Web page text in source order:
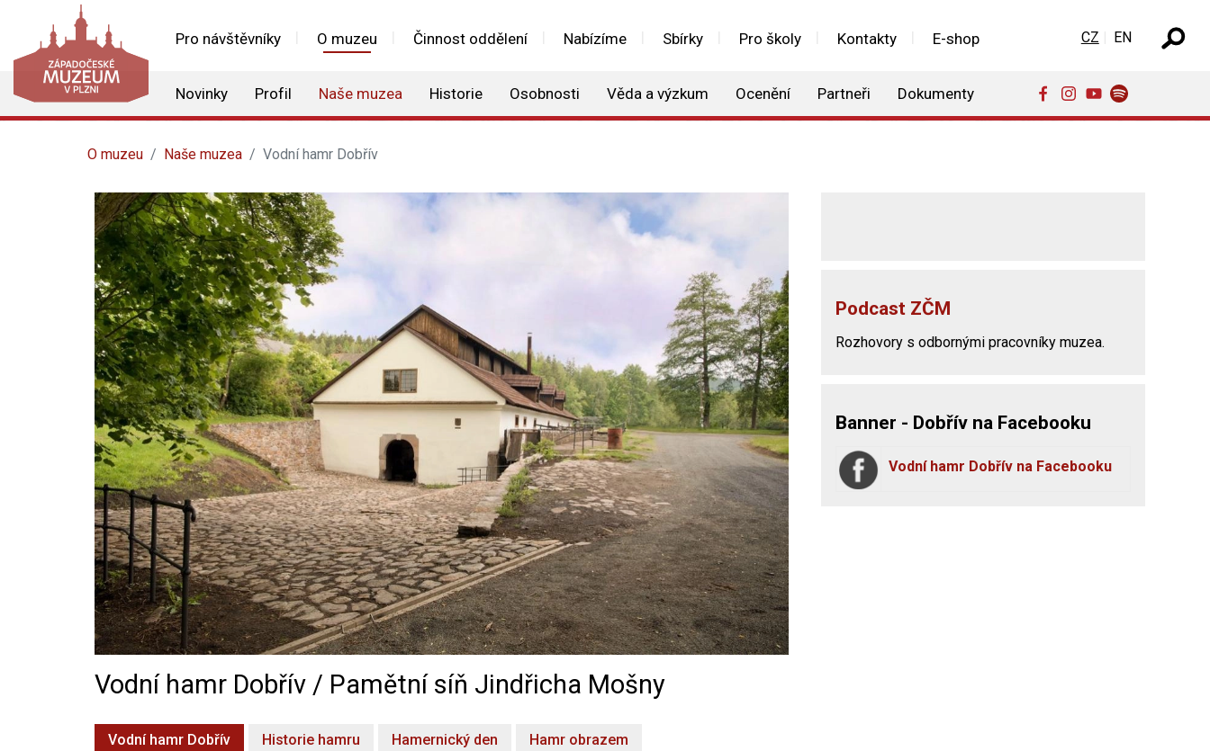
Pro návštěvníky O muzeu Činnost oddělení Nabízíme Sbírky Pro školy Kontakty E-shop
Novinky Profil Naše muzea Historie Osobnosti Věda a výzkum Ocenění Partneři Dokumenty
Zvolte jazyk
CZ EN
O muzeu Naše muzea Vodní hamr Dobřív
Vodní hamr Dobřív / Pamětní síň Jindřicha Mošny
Vodní hamr Dobřív Historie hamru Hamernický den Hamr obrazem
Podcast ZČM
Rozhovory s odbornými pracovníky muzea.
Banner - Dobřív na Facebooku
Vodní hamr Dobřív na Facebooku